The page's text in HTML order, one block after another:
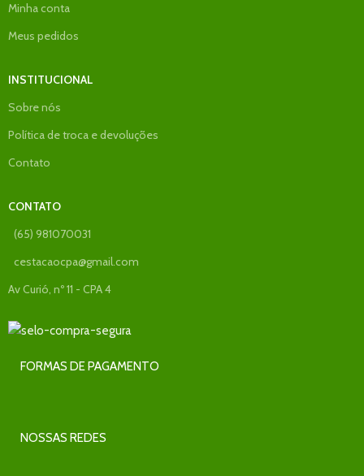
Minha conta
Meus pedidos
INSTITUCIONAL
Sobre nós
Política de troca e devoluções
Contato
CONTATO
(65) 981070031
cestacaocpa@gmail.com
Av Curió, nº 11 - CPA 4
FORMAS DE PAGAMENTO
NOSSAS REDES